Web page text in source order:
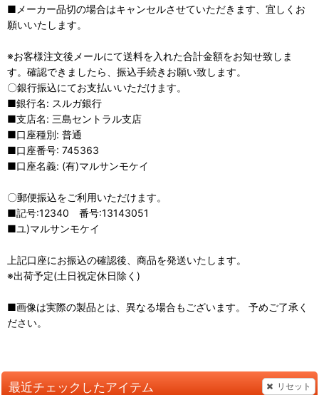
■メーカー品切の場合はキャンセルさせていただきます、宜しくお
願いいたします。
※お客様注文後メールにて送料を入れた合計金額をお知せ致しま
す。確認できましたら、振込手続きお願い致します。
〇銀行振込にてお支払いいただけます。
■銀行名: スルガ銀行
■支店名: 三島セントラル支店
■口座種別: 普通
■口座番号: 745363
■口座名義: (有)マルサンモケイ
〇郵便振込をご利用いただけます。
■記号:12340 番号:13143051
■ユ)マルサンモケイ
上記口座にお振込の確認後、商品を発送いたします。
※出荷予定(土日祝定休日除く)
■画像は実際の製品とは、異なる場合もございます。 予めご了承く
ださい。
最近チェックしたアイテム リセット